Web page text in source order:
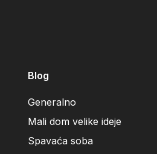
Blog
Generalno
Mali dom velike ideje
Spavaća soba